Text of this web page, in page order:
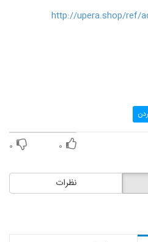
http://upera.shop/ref/
۰ ۰
نظرات